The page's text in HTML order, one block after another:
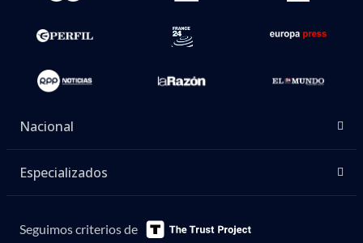
Nacional
Especializados
Seguimos criterios de